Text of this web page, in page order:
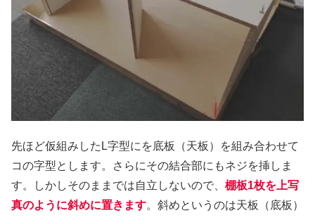
先ほど仮組みしたL字型にを底板（天板）を組み合わせて
コの字型とします。さらにその結合部にもネジを挿しま
す。しかしそのままでは自立しないので、 棚板1枚を上写
真のように斜めに置きます。斜めというのは天板（底板）